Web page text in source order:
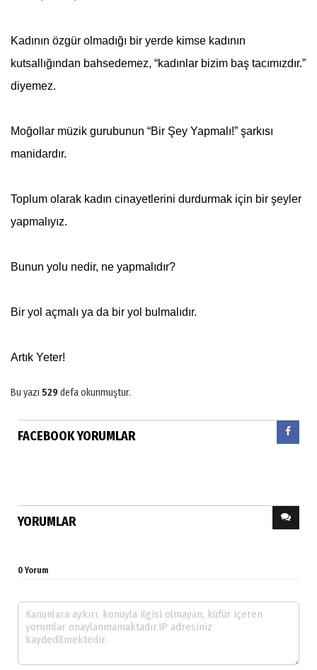
Kadının özgür olmadığı bir yerde kimse kadının
kutsallığından bahsedemez, “kadınlar bizim baş tacımızdır.”
diyemez.
Moğollar müzik gurubunun “Bir Şey Yapmalı!” şarkısı
manidardır.
Toplum olarak kadın cinayetlerini durdurmak için bir şeyler
yapmalıyız.
Bunun yolu nedir, ne yapmalıdır?
Bir yol açmalı ya da bir yol bulmalıdır.
Artık Yeter!
Bu yazı 529defa okunmuştur.
FACEBOOK YORUMLAR
YORUMLAR
0 Yorum